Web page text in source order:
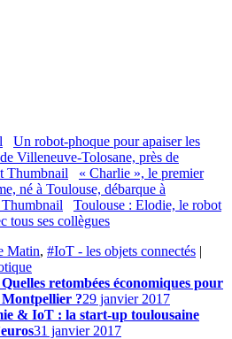
Un robot-phoque pour apaiser les
Villeneuve-Tolosane, près de
« Charlie », le premier
né à Toulouse, débarque à
Toulouse : Elodie, le robot
tous ses collègues
Matin, #IoT - les objets connectés |
retombées économiques pour
Montpellier ?29 janvier 2017
& IoT : la start-up toulousaine
31 janvier 2017